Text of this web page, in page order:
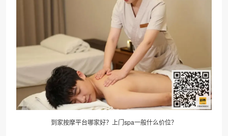
到家按摩平台哪家好？上门spa一般什么价位？